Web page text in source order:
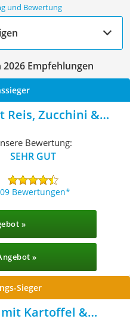
und Bewertung
Empfehlungen
Reis, Zucchini &
Bewertung:
SEHR GUT
Bewertungen
»
»
Sieger
mit Kartoffel &